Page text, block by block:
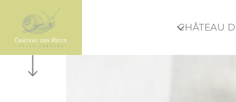
CHÂTEAU
Panneau de gestion des cookies